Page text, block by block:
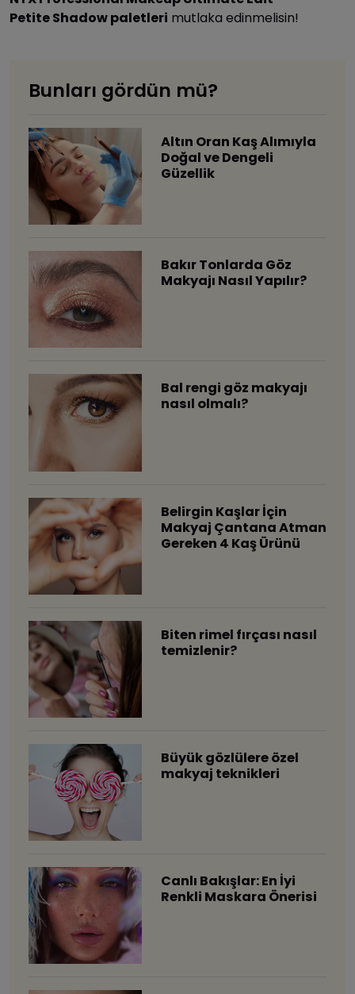
Petite Shadow paletleri mutlaka edinmelisin!
Bunları gördün mü?
Altın Oran Kaş Alımıyla
Doğal ve Dengeli
Güzellik
Bakır Tonlarda Göz
Makyajı Nasıl Yapılır?
Bal rengi göz makyajı
nasıl olmalı?
Belirgin Kaşlar İçin
Makyaj Çantana Atman
Gereken 4 Kaş Ürünü
Biten rimel fırçası nasıl
temizlenir?
Büyük gözlülere özel
makyaj teknikleri
Canlı Bakışlar: En İyi
Renkli Maskara Önerisi